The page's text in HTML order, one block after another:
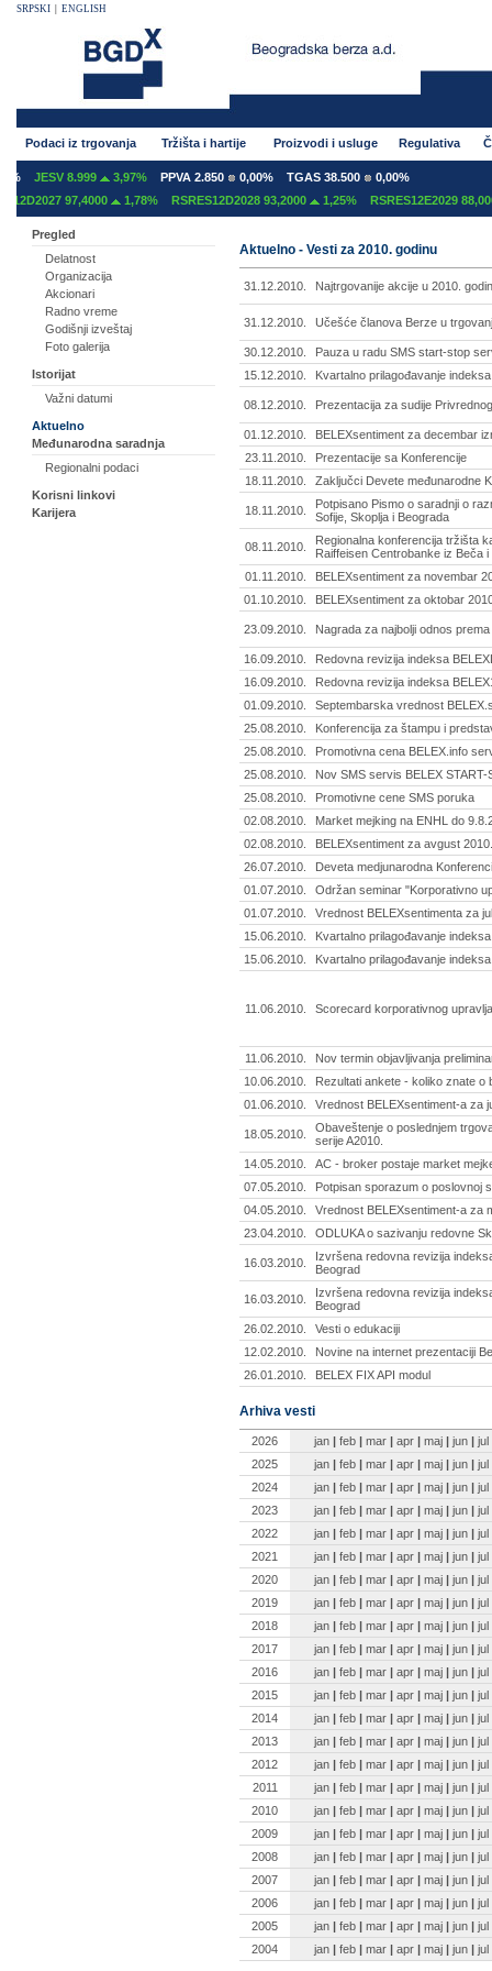
SRPSKI ENGLISH
Podaci iz trgovanja Tržišta i hartije Proizvodi i usluge Regulativa
JESV 8.999 3,97% PPVA 2.850 0,00% TGAS 38.500
0,00%
97,4000
1,78% RSRES12D2028 93,2000 1,25% RSRES12E2029 88,0000
Pregled
Delatnost
Organizacija
Akcionari
Radno vreme
Godišnji izveštaj
Foto galerija
Istorijat
Važni datumi
Aktuelno
Međunarodna saradnja
Regionalni podaci
Korisni linkovi
Karijera
Aktuelno - Vesti za 2010. godinu
31.12.2010. Najtrgovanije akcije u 2010.
31.12.2010. Učešće članova Berze u
30.12.2010.
Pauza u radu SMS start-stop
15.12.2010.
Kvartalno prilagođavanje
08.12.2010. Prezentacija za sudije
01.12.2010.
BELEXsentiment za decembar
23.11.2010.
Prezentacije sa Konferencije
18.11.2010.
Zaključci Devete međunarodne
18.11.2010.
Potpisano Pismo o saradnji o
Sofije, Skoplja i Beograda
08.11.2010.
Regionalna konferencija tržišta
Raiffeisen Centrobanke iz Beča
01.11.2010.
BELEXsentiment za novembar
01.10.2010.
BELEXsentiment za oktobar
23.09.2010. Nagrada za najbolji odnos
16.09.2010.
Redovna revizija indeksa
16.09.2010.
Redovna revizija indeksa
01.09.2010.
Septembarska vrednost
25.08.2010.
Konferencija za štampu i
25.08.2010.
Promotivna cena BELEX.info
25.08.2010.
Nov SMS servis BELEX START-
25.08.2010.
Promotivne cene SMS poruka
02.08.2010.
Market mejking na ENHL do
02.08.2010.
BELEXsentiment za avgust 2010.
26.07.2010.
Deveta medjunarodna
01.07.2010.
Održan seminar "Korporativno
01.07.2010.
Vrednost BELEXsentimenta za
15.06.2010.
Kvartalno prilagođavanje
15.06.2010.
Kvartalno prilagođavanje
11.06.2010. Scorecard korporativnog
11.06.2010.
Nov termin objavljivanja
10.06.2010.
Rezultati ankete - koliko znate o
01.06.2010.
Vrednost BELEXsentiment-a za
18.05.2010.
Obaveštenje o poslednjem
serije A2010.
14.05.2010.
AC - broker postaje market
07.05.2010.
Potpisan sporazum o poslovnoj
04.05.2010.
Vrednost BELEXsentiment-a za
23.04.2010.
ODLUKA o sazivanju redovne
16.03.2010.
Izvršena redovna revizija
Beograd
16.03.2010.
Izvršena redovna revizija
Beograd
26.02.2010.
Vesti o edukaciji
12.02.2010.
Novine na internet prezentaciji
26.01.2010.
BELEX FIX API modul
Arhiva vesti
2026 jan | feb | mar | apr | maj | jun | jul
2025
jan | feb | mar | apr | maj | jun | jul
2024
jan | feb | mar | apr | maj | jun | jul
2023
jan | feb | mar | apr | maj | jun | jul
2022
jan | feb | mar | apr | maj | jun | jul
2021
jan | feb | mar | apr | maj | jun | jul
2020
jan | feb | mar | apr | maj | jun | jul
2019
jan | feb | mar | apr | maj | jun | jul
2018
jan | feb | mar | apr | maj | jun | jul
2017
jan | feb | mar | apr | maj | jun | jul
2016
jan | feb | mar | apr | maj | jun | jul
2015
jan | feb | mar | apr | maj | jun | jul
2014
jan | feb | mar | apr | maj | jun | jul
2013
jan | feb | mar | apr | maj | jun | jul
2012
jan | feb | mar | apr | maj | jun | jul
2011
jan | feb | mar | apr | maj | jun | jul
2010
jan | feb | mar | apr | maj | jun | jul
2009
jan | feb | mar | apr | maj | jun | jul
2008
jan | feb | mar | apr | maj | jun | jul
2007
jan | feb | mar | apr | maj | jun | jul
2006
jan | feb | mar | apr | maj | jun | jul
2005
jan | feb | mar | apr | maj | jun | jul
2004
jan | feb | mar | apr | maj | jun | jul